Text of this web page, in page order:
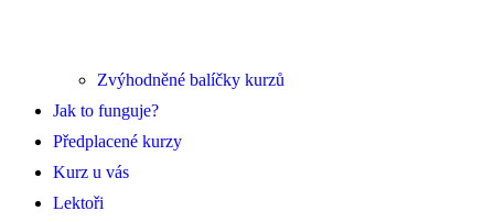
Zvýhodněné balíčky kurzů
Jak to funguje?
Předplacené kurzy
Kurz u vás
Lektoři